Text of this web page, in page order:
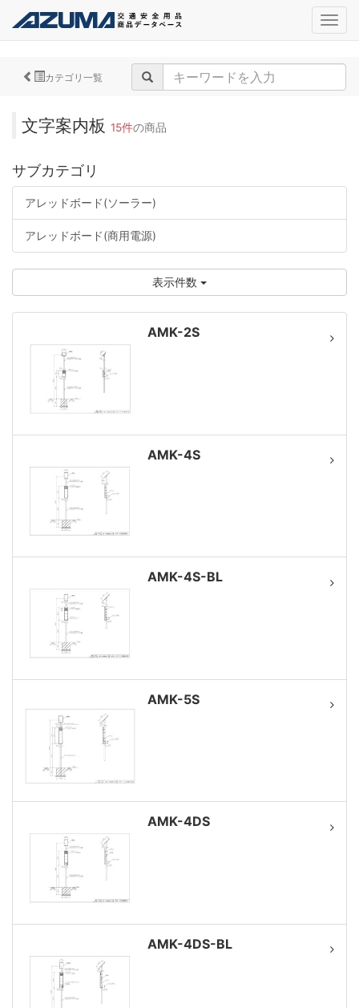
カテゴリ一覧
文字案内板 15件の商品
サブカテゴリ
アレッドボード(ソーラー)
アレッドボード(商用電源)
表示件数
AMK-2S
AMK-4S
AMK-4S-BL
AMK-5S
AMK-4DS
AMK-4DS-BL